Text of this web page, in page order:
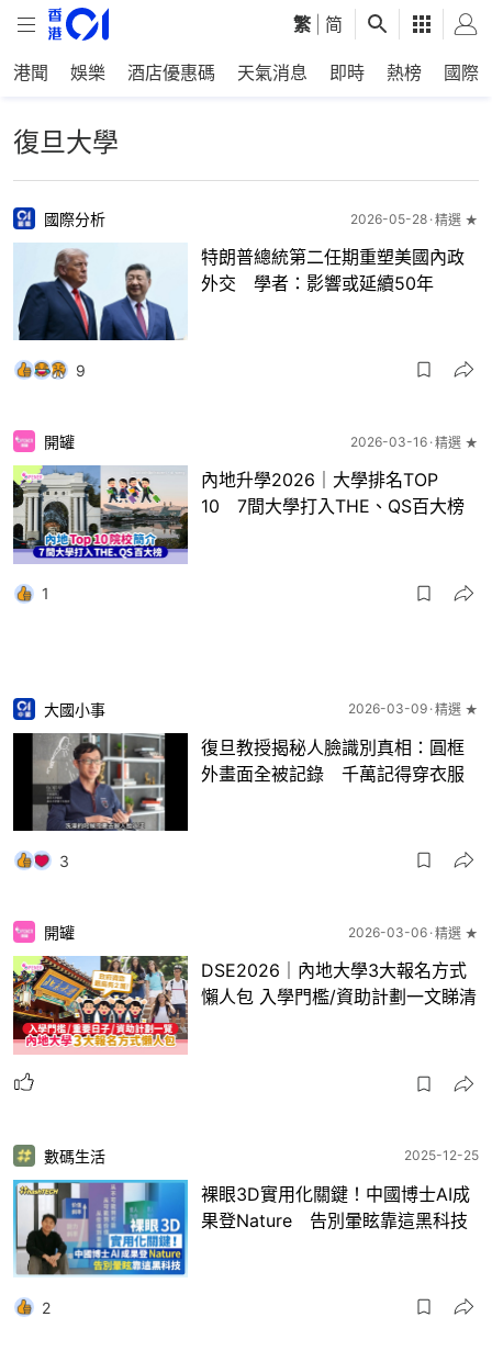
繁 简
港聞 娛樂 酒店優惠碼 天氣消息 即時 熱榜 國際
復旦大學
國際分析 2026-05-28 精選 ★
特朗普總統第二任期重塑美國內政
外交 學者：影響或延續50年
9
開罐 2026-03-16 精選 ★
內地升學2026｜大學排名TOP
10 7間大學打入THE、QS百大榜
1
大國小事 2026-03-09 精選 ★
復旦教授揭秘人臉識別真相：圓框
外畫面全被記錄 千萬記得穿衣服
3
開罐 2026-03-06 精選 ★
DSE2026｜內地大學3大報名方式
懶人包 入學門檻/資助計劃一文睇清
數碼生活 2025-12-25
裸眼3D實用化關鍵！中國博士AI成
果登Nature 告別暈眩靠這黑科技
2